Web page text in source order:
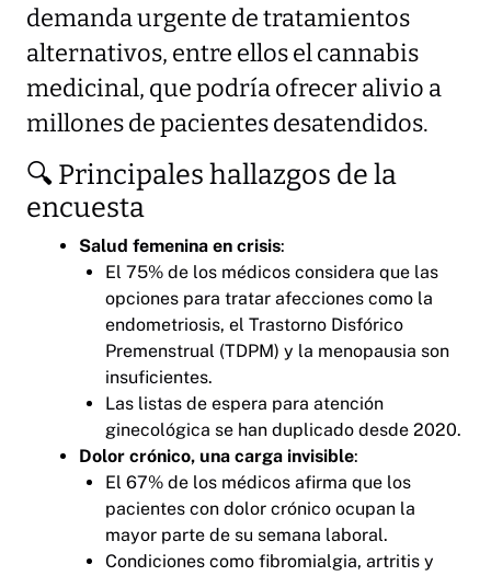
demanda urgente de tratamientos
alternativos, entre ellos el cannabis
medicinal, que podría ofrecer alivio a
millones de pacientes desatendidos.
🔍 Principales hallazgos de la
encuesta
Salud femenina en crisis:
El 75% de los médicos considera que las
opciones para tratar afecciones como la
endometriosis, el Trastorno Disfórico
Premenstrual (TDPM) y la menopausia son
insuficientes.
Las listas de espera para atención
ginecológica se han duplicado desde 2020.
Dolor crónico, una carga invisible:
El 67% de los médicos afirma que los
pacientes con dolor crónico ocupan la
mayor parte de su semana laboral.
Condiciones como fibromialgia, artritis y